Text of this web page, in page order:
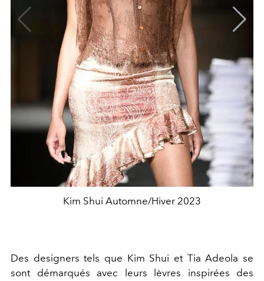
Kim Shui Automne/Hiver 2023
Des designers tels que Kim Shui et Tia Adeola se
sont démarqués avec leurs lèvres inspirées des